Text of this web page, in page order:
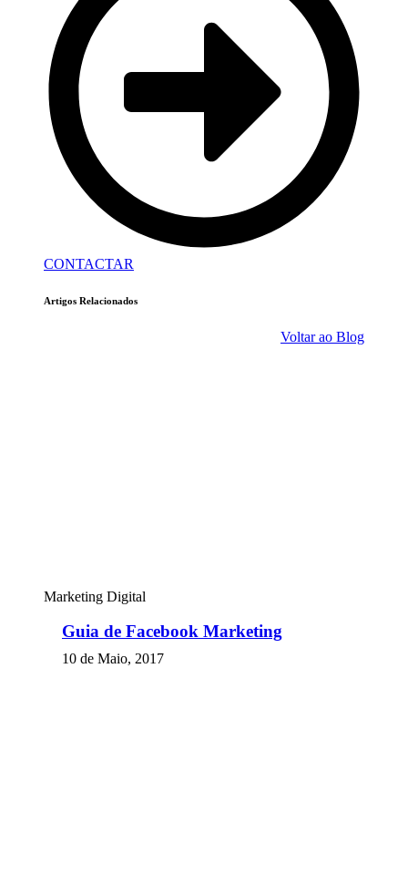
CONTACTAR
Artigos Relacionados
Voltar ao Blog
Marketing Digital
Guia de Facebook Marketing
10 de Maio, 2017